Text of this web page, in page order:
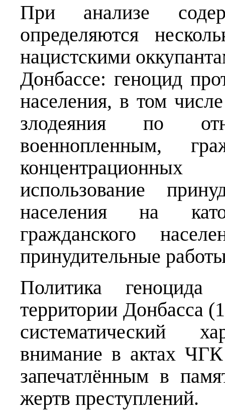
При анализе
определяются
нацистскими
Донбассе: геноцид
населения, в том
злодеяния по
военнопленным,
использование
населения на
гражданского
принудительные
Политика геноцида
территории Донбасса
систематический
внимание в актах
запечатлённым в
жертв преступлений.